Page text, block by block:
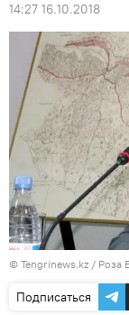
14:27 16.10.2018
© Tengrinews.kz / Роза
Подписаться